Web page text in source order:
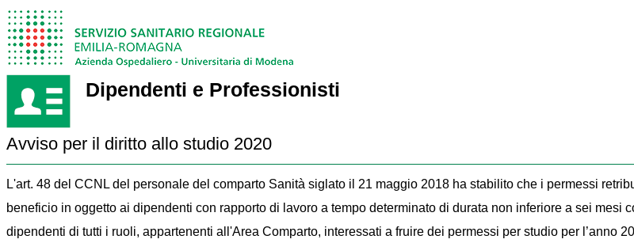
Dipendenti e Professionisti
Avviso per il diritto allo studio 2020
L'art. 48 del CCNL del personale del comparto Sanità siglato il 21 maggio 2018 ha stabilito che i permessi
beneficio in oggetto ai dipendenti con rapporto di lavoro a tempo determinato di durata non inferiore a sei
dipendenti di tutti i ruoli, appartenenti all'Area Comparto, interessati a fruire dei permessi per studio per l’anno